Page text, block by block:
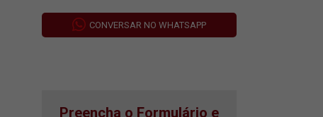
CONVERSAR NO WHATSAPP
Preencha o Formulário e